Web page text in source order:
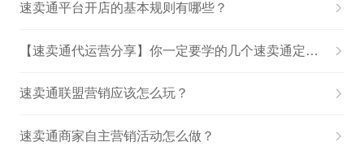
速卖通平台开店的基本规则有哪些？
【速卖通代运营分享】你一定要学的几个速卖通定价法则
速卖通联盟营销应该怎么玩？
速卖通商家自主营销活动怎么做？